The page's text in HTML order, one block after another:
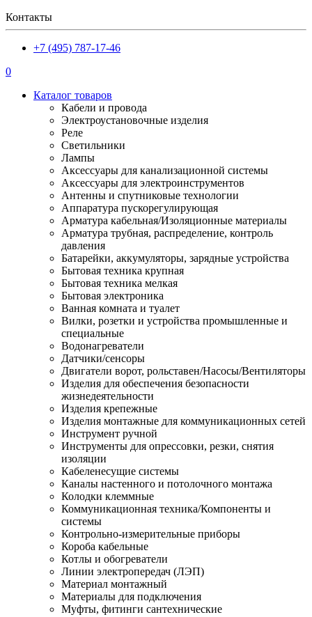
Контакты
+7 (495) 787-17-46
0
Каталог товаров
Кабели и провода
Электроустановочные изделия
Реле
Светильники
Лампы
Аксессуары для канализационной системы
Аксессуары для электроинструментов
Антенны и спутниковые технологии
Аппаратура пускорегулирующая
Арматура кабельная/Изоляционные материалы
Арматура трубная, распределение, контроль
давления
Батарейки, аккумуляторы, зарядные устройства
Бытовая техника крупная
Бытовая техника мелкая
Бытовая электроника
Ванная комната и туалет
Вилки, розетки и устройства промышленные и
специальные
Водонагреватели
Датчики/сенсоры
Двигатели ворот, рольставен/Насосы/Вентиляторы
Изделия для обеспечения безопасности
жизнедеятельности
Изделия крепежные
Изделия монтажные для коммуникационных сетей
Инструмент ручной
Инструменты для опрессовки, резки, снятия
изоляции
Кабеленесущие системы
Каналы настенного и потолочного монтажа
Колодки клеммные
Коммуникационная техника/Компоненты и
системы
Контрольно-измерительные приборы
Короба кабельные
Котлы и обогреватели
Линии электропередач (ЛЭП)
Материал монтажный
Материалы для подключения
Муфты, фитинги сантехнические